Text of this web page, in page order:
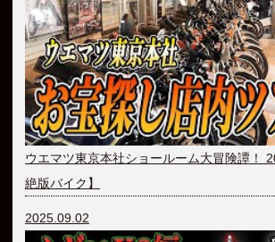
ウエマツ東京本社ショールーム大冒険譚！
絶版バイク】
2025.09.02